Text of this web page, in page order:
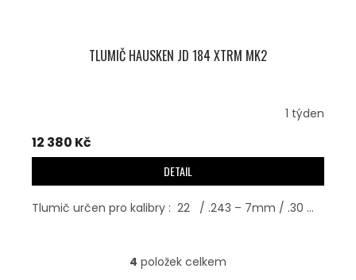
TLUMIČ HAUSKEN JD 184 XTRM MK2
1 týden
12 380 Kč
DETAIL
Tlumič určen pro kalibry : 22 / .243 – 7mm / .30 ...
O
4 položek celkem